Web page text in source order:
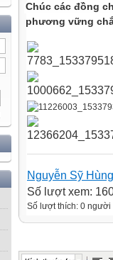
Chúc các đồng
phương vững
Nguyễn Sỹ Hùng
Số lượt xem:
Số lượt thích: 0 người